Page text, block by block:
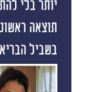
יותר בלי
בשביל